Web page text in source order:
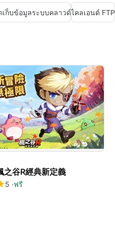
ก็บข้อมูลระบบคลาวด์ไคลเอนต์ FTP
之谷R經典新定義
5 ฟรี